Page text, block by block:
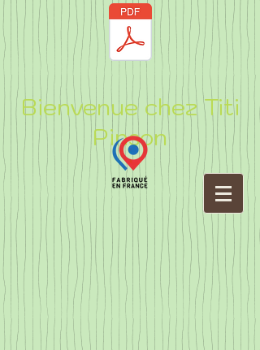
Bienvenue chez Titi
Pinson